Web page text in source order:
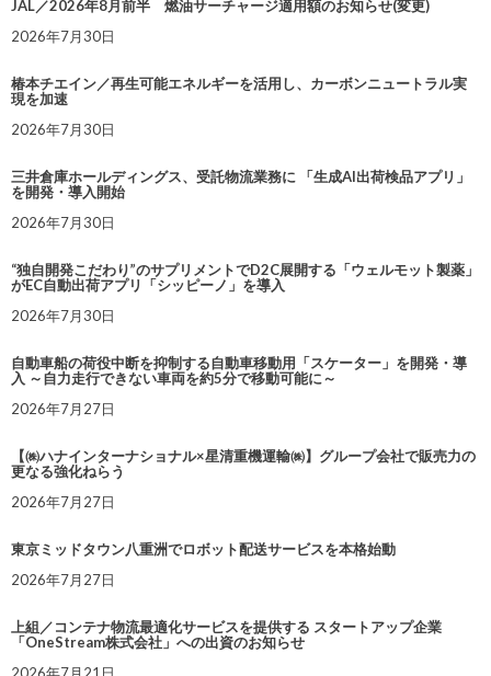
JAL／2026年8月前半 燃油サーチャージ適用額のお知らせ(変更)
2026年7月30日
椿本チエイン／再生可能エネルギーを活用し、カーボンニュートラル実
現を加速
2026年7月30日
三井倉庫ホールディングス、受託物流業務に 「生成AI出荷検品アプリ」
を開発・導入開始
2026年7月30日
“独自開発こだわり”のサプリメントでD2C展開する「ウェルモット製薬」
がEC自動出荷アプリ「シッピーノ」を導入
2026年7月30日
自動車船の荷役中断を抑制する自動車移動用「スケーター」を開発・導
入 ～自力走行できない車両を約5分で移動可能に～
2026年7月27日
【㈱ハナインターナショナル×星清重機運輸㈱】グループ会社で販売力の
更なる強化ねらう
2026年7月27日
東京ミッドタウン八重洲でロボット配送サービスを本格始動
2026年7月27日
上組／コンテナ物流最適化サービスを提供する スタートアップ企業
「OneStream株式会社」への出資のお知らせ